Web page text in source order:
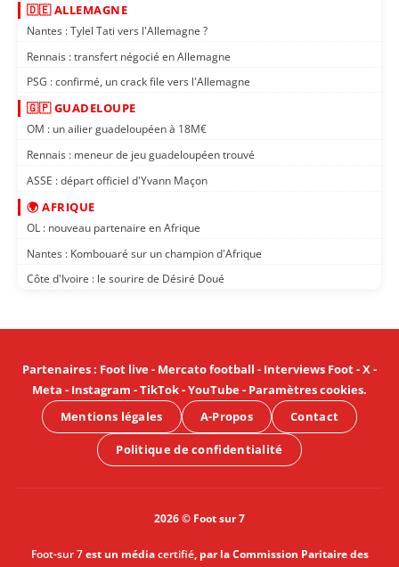
🇩🇪 ALLEMAGNE
Nantes : Tylel Tati vers l'Allemagne ?
Rennais : transfert négocié en Allemagne
PSG : confirmé, un crack file vers l'Allemagne
🇬🇵 GUADELOUPE
OM : un ailier guadeloupéen à 18M€
Rennais : meneur de jeu guadeloupéen trouvé
ASSE : départ officiel d'Yvann Maçon
🌍 AFRIQUE
OL : nouveau partenaire en Afrique
Nantes : Kombouaré sur un champion d'Afrique
Côte d'Ivoire : le sourire de Désiré Doué
Partenaires: Foot live- Mercato football - Interviews Foot-X-
Meta - Instagram -TikTok-YouTube- Paramètres cookies.
Mentions légales
A-Propos Contact
Politique de confidentialité
2026 © Foot sur 7
Foot-sur 7est un médiacertifié, par la Commission Paritaire des